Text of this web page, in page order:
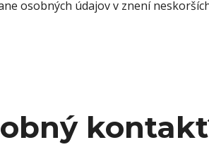
osobných údajov v znení